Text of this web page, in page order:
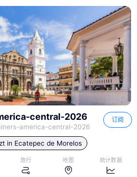
central-2026
america-central-2026
订阅
in Ecatepec de Morelos
旅行 地图 统计数据